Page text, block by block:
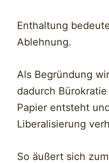
Enthaltung
Ablehnung.
Als Begründung
dadurch
Papier entsteht
Liberalisierung
So äußert sich